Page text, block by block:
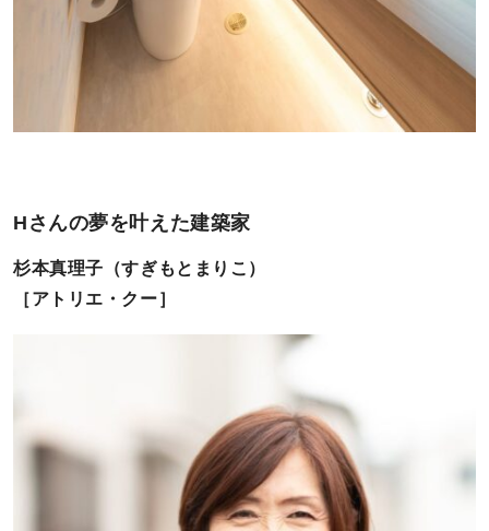
Hさんの夢を叶えた建築家
杉本真理子（すぎもとまりこ）
［アトリエ・クー］